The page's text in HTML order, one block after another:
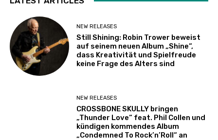
NEW RELEASES
Still Shining: Robin Trower beweist
auf seinem neuen Album „Shine“,
dass Kreativität und Spielfreude
keine Frage des Alters sind
NEW RELEASES
CROSSBONE SKULLY bringen
„Thunder Love“ feat. Phil Collen und
kündigen kommendes Album
„Condemned To Rock’n’Roll“ an